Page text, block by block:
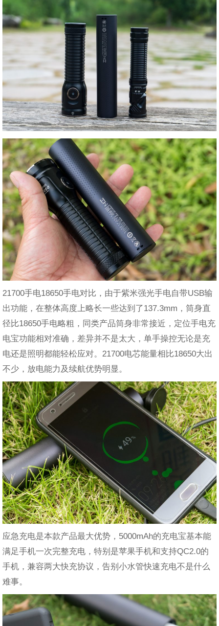
21700手电18650手电对比，由于紫米强光手电自带USB输
出功能，在整体高度上略长一些达到了137.3mm，筒身直
径比18650手电略粗，同类产品筒身非常接近，定位手电充
电宝功能相对准确，差异并不是太大，单手操控无论是充
电还是照明都能轻松应对。21700电芯能量相比18650大出
不少，放电能力及续航优势明显。
应急充电是本款产品最大优势，5000mAh的充电宝基本能
满足手机一次完整充电，特别是苹果手机和支持QC2.0的
手机，兼容两大快充协议，告别小水管快速充电不是什么
难事。